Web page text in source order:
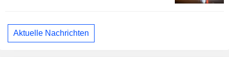
Aktuelle Nachrichten